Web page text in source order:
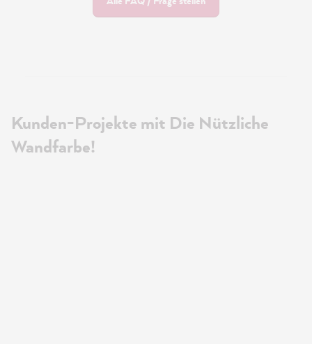
Kunden-Projekte mit Die Nützliche
Wandfarbe!